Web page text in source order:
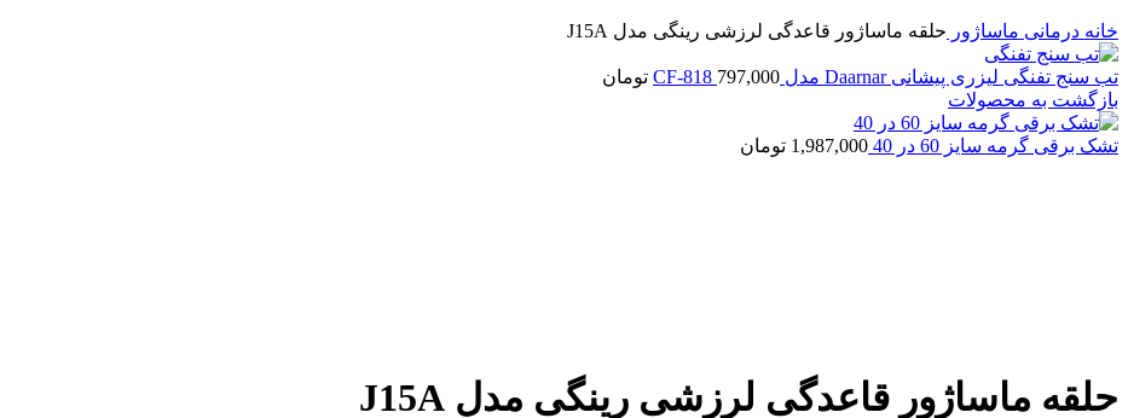
خانه درمانی ماساژور حلقه ماساژور قاعدگی لرزشی رینگی مدل J15A
تب سنج تفنگی لیزری پیشانی Daarnar مدل CF-818 797,000
تومان
بازگشت به محصولات
تشک برقی گرمه سایز 60 در 40 1,987,000 تومان
حلقه ماساژور قاعدگی لرزشی رینگی مدل J15A